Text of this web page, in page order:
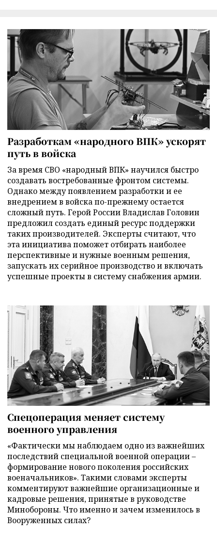
Разработкам «народного ВПК» ускорят
путь в войска
За время СВО «народный ВПК» научился быстро
создавать востребованные фронтом системы.
Однако между появлением разработки и ее
внедрением в войска по-прежнему остается
сложный путь. Герой России Владислав Головин
предложил создать единый ресурс поддержки
таких производителей. Эксперты считают, что
эта инициатива поможет отбирать наиболее
перспективные и нужные военным решения,
запускать их серийное производство и включать
успешные проекты в систему снабжения армии.
Спецоперация меняет систему
военного управления
«Фактически мы наблюдаем одно из важнейших
последствий специальной военной операции –
формирование нового поколения российских
военачальников». Такими словами эксперты
комментируют важнейшие организационные и
кадровые решения, принятые в руководстве
Минобороны. Что именно и зачем изменилось в
Вооруженных силах?